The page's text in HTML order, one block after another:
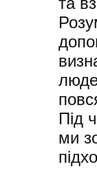
Під
ми